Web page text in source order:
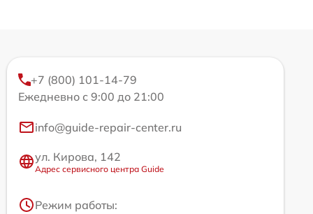
+7 (800) 101-14-79
Ежедневно с 9:00 до 21:00
info@guide-repair-center.ru
ул. Кирова, 142
Адрес сервисного центра Guide
Режим работы: